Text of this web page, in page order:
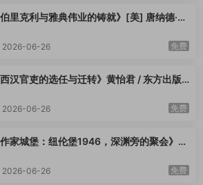
伯里克利与雅典伟业的铸就》[美] 唐纳德·卡
2026-06-26 免费
西汉官吏的选任与迁转》黄怡君 / 东方出版
2026-06-26 免费
作家城堡：纽伦堡1946，深渊旁的聚会》
9
2026-06-26 免费